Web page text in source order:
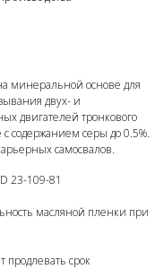
минеральной основе для
двух- и
двигателей тронкового
содержанием серы до 0.5%.
самосвалов.
23-109-81
масляной пленки при
продлевать срок